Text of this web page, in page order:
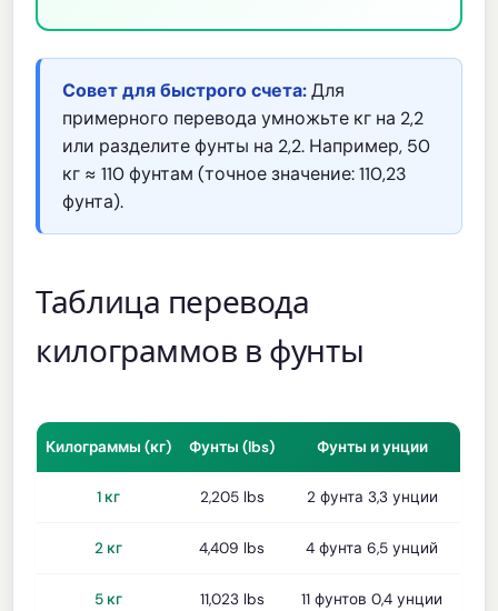
Совет для быстрого счета:Для
примерного перевода умножьте кг на 2,2
или разделите фунты на 2,2. Например, 50
кг ≈ 110 фунтам (точное значение: 110,23
фунта).
Таблица перевода
килограммов в фунты
Килограммы (кг) Фунты (lbs) Фунты и унции
1 кг 2,205 lbs 2 фунта 3,3 унции
2 кг 4,409 lbs 4 фунта 6,5 унций
5 кг 11,023 lbs 11 фунтов 0,4 унции